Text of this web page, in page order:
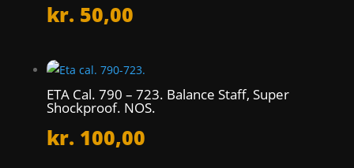
kr. 50,00
ETA Cal. 790 – 723. Balance Staff, Super
Shockproof. NOS.
kr. 100,00